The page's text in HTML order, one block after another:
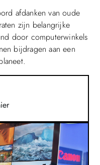
afdanken van oude
zijn belangrijke
door computerwinkels
bijdragen aan een